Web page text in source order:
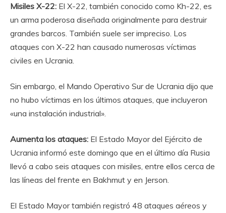
Misiles X-22: El X-22, también conocido como Kh-22, es
un arma poderosa diseñada originalmente para destruir
grandes barcos. También suele ser impreciso. Los
ataques con X-22 han causado numerosas víctimas
civiles en Ucrania.
Sin embargo, el Mando Operativo Sur de Ucrania dijo que
no hubo víctimas en los últimos ataques, que incluyeron
«una instalación industrial».
Aumenta los ataques: El Estado Mayor del Ejército de
Ucrania informó este domingo que en el último día Rusia
llevó a cabo seis ataques con misiles, entre ellos cerca de
las líneas del frente en Bakhmut y en Jerson.
El Estado Mayor también registró 48 ataques aéreos y